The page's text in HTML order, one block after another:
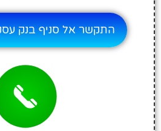
התקשר אל סניף בנק